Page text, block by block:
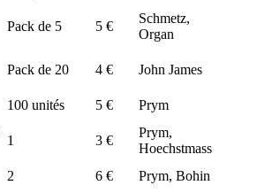
Pack de 5 5 €
Schmetz,
Organ
Pack de 20 4 €
John James
100 unités 5 €
Prym
1 3 €
Prym,
Hoechstmass
2 6 €
Prym, Bohin